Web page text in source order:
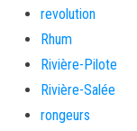
revolution
Rhum
Rivière-Pilote
Rivière-Salée
rongeurs